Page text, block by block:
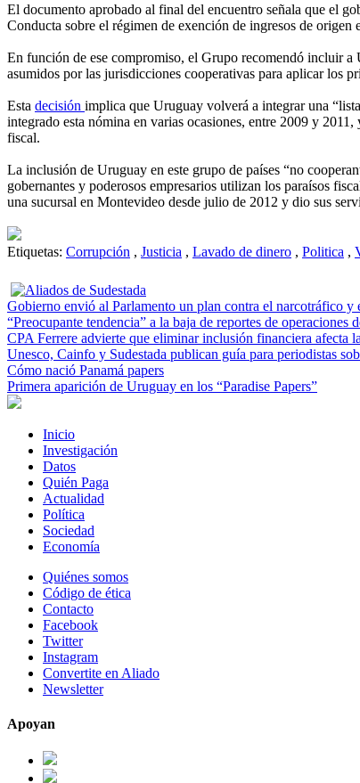
El documento aprobado al final del encuentro señala que el
Conducta sobre el régimen de exención de ingresos de
En función de ese compromiso, el Grupo recomendó incluir
asumidos por las jurisdicciones cooperativas para aplicar los
Esta decisión implica que Uruguay volverá a integrar una
integrado esta nómina en varias ocasiones, entre 2009 y
fiscal.
La inclusión de Uruguay en este grupo de países “no
gobernantes y poderosos empresarios utilizan los paraísos
una sucursal en Montevideo desde julio de 2012 y dio sus
Etiquetas: Corrupción , Justicia , Lavado de dinero , Politica ,
Gobierno envió al Parlamento un plan contra el narcotráfico y
“Preocupante tendencia” a la baja de reportes de operaciones
CPA Ferrere advierte que eliminar inclusión financiera afecta
Unesco, Cainfo y Sudestada publican guía para periodistas
Cómo nació Panamá papers
Primera aparición de Uruguay en los “Paradise Papers”
Inicio
Investigación
Datos
Quién Paga
Actualidad
Política
Sociedad
Economía
Quiénes somos
Código de ética
Contacto
Facebook
Twitter
Instagram
Convertite en Aliado
Newsletter
Apoyan